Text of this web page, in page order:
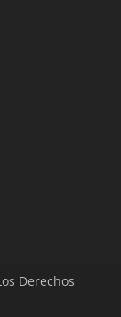
Derechos